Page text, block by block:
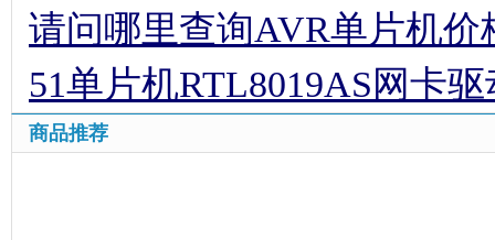
请问哪里查询AVR单片机
51单片机RTL8019AS网卡
商品推荐